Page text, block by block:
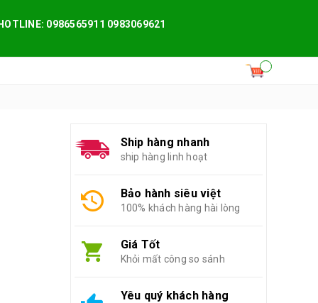
0986565911 0983069621
Ship hàng nhanh
ship hàng linh hoạt
Bảo hành siêu việt
100% khách hàng hài lòng
Giá Tốt
Khỏi mất công so sánh
Yêu quý khách hàng